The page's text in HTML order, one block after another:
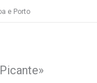
e Porto